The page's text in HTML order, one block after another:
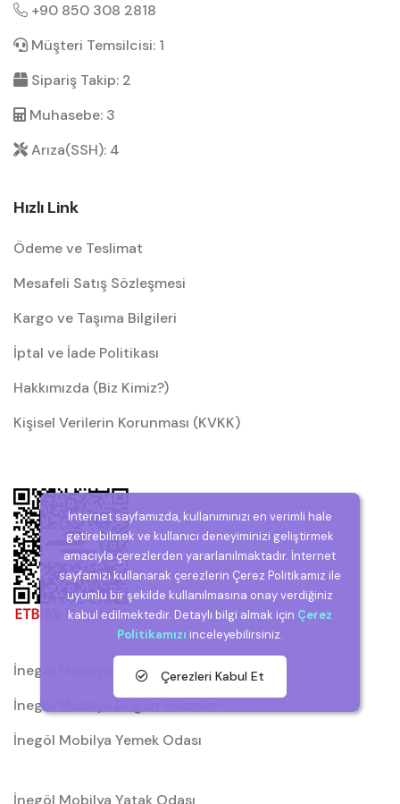
+90 850 308 2818
Müşteri Temsilcisi: 1
Sipariş Takip: 2
Muhasebe: 3
Arıza(SSH): 4
Hızlı Link
Ödeme ve Teslimat
Mesafeli Satış Sözleşmesi
Kargo ve Taşıma Bilgileri
İptal ve İade Politikası
Hakkımızda (Biz Kimiz?)
Kişisel Verilerin Korunması (KVKK)
İnegöl Mobilya
İnegöl Mobilya Düğün Paketleri
İnegöl Mobilya Yemek Odası
İnegöl Mobilya Yatak Odası
İnternet sayfamızda, kullanımınızı en verimli hale
getirebilmek ve kullanıcı deneyiminizi geliştirmek
amacıyla çerezlerden yararlanılmaktadır. İnternet
sayfamızı kullanarak çerezlerin Çerez Politikamız ile
uyumlu bir şekilde kullanılmasına onay verdiğiniz
kabul edilmektedir. Detaylı bilgi almak için Çerez
Politikamızı inceleyebilirsiniz.
Çerezleri Kabul Et